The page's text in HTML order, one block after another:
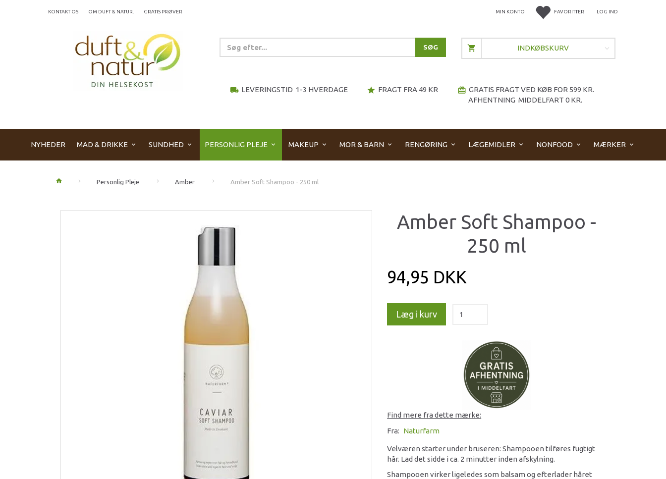
FAVORITTER LOG IND
MIN KONTO
KONTAKT OS OM DUFT & NATUR. GRATIS PRØVER
SØG
local_shipping LEVERINGSTID 1-3 HVERDAGE star FRAGT FRA 49 KR redeem GRATIS FRAGT VED KØB FOR 599 KR.
AFHENTNING MIDDELFART 0 KR.
INDKØBSKURV
NYHEDER MAD & DRIKKE SUNDHED PERSONLIG PLEJE MAKEUP MOR & BARN RENGØRING LÆGEMIDLER NONFOOD MÆRKER
Personlig Pleje Amber Amber Soft Shampoo - 250 ml
Amber Soft Shampoo -
250 ml
94,95 DKK
Læg i kurv
Find mere fra dette mærke:
Fra: Naturfarm
Velværen starter under bruseren: Shampooen tilføres fugtigt
hår. Lad det sidde i ca. 2 minutter inden afskylning.
Shampooen virker ligeledes som balsam og efterlader håret